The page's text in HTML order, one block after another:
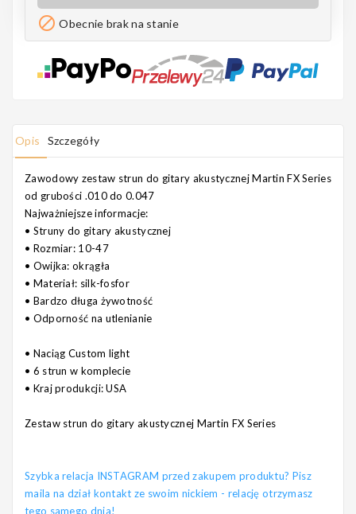
Usługi
 Obecnie brak na stanie
Opis Szczegóły
Zawodowy zestaw strun do gitary akustycznej Martin FX Series
od grubości .010 do 0.047
Najważniejsze informacje:
• Struny do gitary akustycznej
• Rozmiar: 10-47
• Owijka: okrągła
• Materiał: silk-fosfor
• Bardzo długa żywotność
• Odporność na utlenianie
• Naciąg Custom light
• 6 strun w komplecie
• Kraj produkcji: USA
Zestaw strun do gitary akustycznej Martin FX Series
Szybka relacja INSTAGRAM przed zakupem produktu? Pisz
maila na dział kontakt ze swoim nickiem - relację otrzymasz
tego samego dnia!